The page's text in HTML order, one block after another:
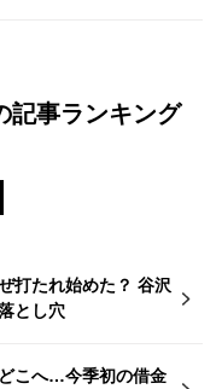
記事ランキング
打たれ始めた？ 谷沢
とし穴
こへ…今季初の借金